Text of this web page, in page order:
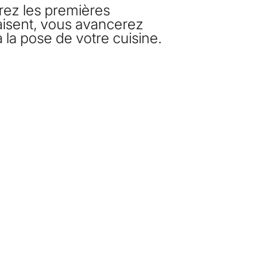
les premières
vous avancerez
la pose de votre cuisine.